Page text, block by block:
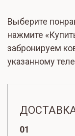
Выберите
нажмите
забронируем
указанному
01